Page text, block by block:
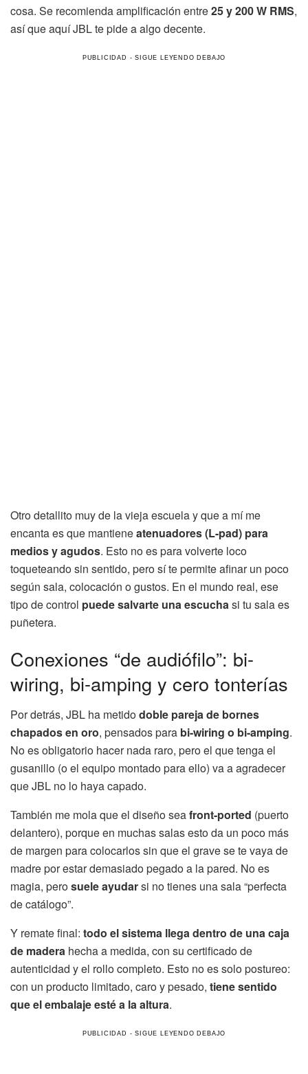
cosa. Se recomienda amplificación entre25 y 200 W RMS,
así que aquí JBL te pide a algo decente.
Otro detallito muy de la vieja escuela y que a mí me
encanta es que mantieneatenuadores (L-pad) para
medios y agudos. Esto no es para volverte loco
toqueteando sin sentido, pero sí te permite afinar un poco
según sala, colocación o gustos. En el mundo real, ese
tipo de control puede salvarte una escuchasi tu sala es
puñetera.
Conexiones “de audiófilo”: bi-
wiring, bi-amping y cero tonterías
Por detrás, JBL ha metidodoble pareja de bornes
chapados en oro, pensados para bi-wiring o bi-amping.
No es obligatorio hacer nada raro, pero el que tenga el
gusanillo (o el equipo montado para ello) va a agradecer
que JBL no lo haya capado.
También me mola que el diseño seafront-ported (puerto
delantero), porque en muchas salas esto da un poco más
de margen para colocarlos sin que el grave se te vaya de
madre por estar demasiado pegado a la pared. No es
magia, perosuele ayudarsi no tienes una sala “perfecta
de catálogo”.
Y remate final: todo el sistema llega dentro de una caja
de madera hecha a medida, con su certificado de
autenticidad y el rollo completo. Esto no es solo postureo:
con un producto limitado, caro y pesado, tiene sentido
que el embalaje esté a la altura.